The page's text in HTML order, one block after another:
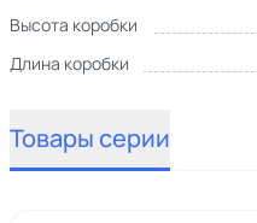
Высота коробки
Длина коробки
Товары серии